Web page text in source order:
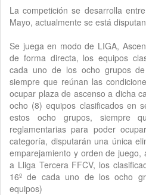
La competición se desarrolla
Mayo, actualmente se está
Se juega en modo de LIGA,
de forma directa, los equipos
cada uno de los ocho grupos
siempre que reúnan las
ocupar plaza de ascenso a dicha
ocho (8) equipos clasificados en
estos ocho grupos, siempre
reglamentarias para poder
categoría, disputarán una única
emparejamiento y orden de juego,
a Lliga Tercera FFCV, los
16º de cada uno de los ocho
equipos)